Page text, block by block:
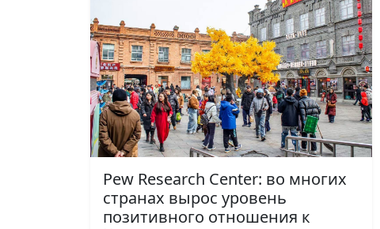
Pew Research Center: во многих
странах вырос уровень
позитивного отношения к